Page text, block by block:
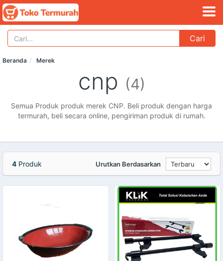
Cari
Beranda Merek
cnp (4)
Semua Produk produk merek CNP. Beli produk dengan harga
termurah, beli secara online, pengiriman produk di rumah.
4 Produk Urutkan Berdasarkan